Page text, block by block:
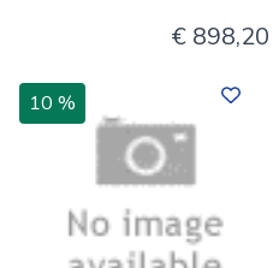
€ 898,20
10 %